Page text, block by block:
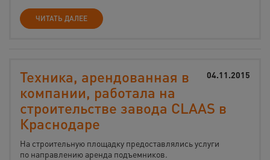
ЧИТАТЬ ДАЛЕЕ
04.11.2015
Техника, арендованная в
компании, работала на
строительстве завода CLAAS в
Краснодаре
На строительную площадку предоставлялись услуги
по направлению аренда подъемников.